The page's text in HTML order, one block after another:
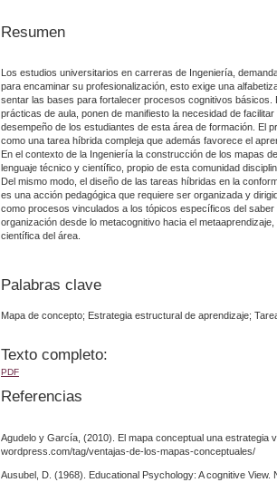
Resumen
Los estudios universitarios en carreras de Ingeniería,
para encaminar su profesionalización, esto exige una
sentar las bases para fortalecer procesos cognitivos
prácticas de aula, ponen de manifiesto la necesidad de
desempeño de los estudiantes de esta área de formación. El
como una tarea híbrida compleja que además favorece el
En el contexto de la Ingeniería la construcción de los mapas
lenguaje técnico y científico, propio de esta comunidad
Del mismo modo, el diseño de las tareas híbridas en la
es una acción pedagógica que requiere ser organizada y
como procesos vinculados a los tópicos específicos del
organización desde lo metacognitivo hacia el
científica del área.
Palabras clave
Mapa de concepto; Estrategia estructural de aprendizaje;
Texto completo:
PDF
Referencias
Agudelo y García, (2010). El mapa conceptual una estrategia
wordpress.com/tag/ventajas-de-los-mapas-conceptuales/
Ausubel, D. (1968). Educational Psychology: A cognitive View.